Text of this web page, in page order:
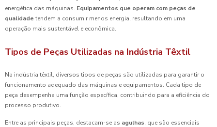
energética das máquinas. Equipamentos que operam com peças de
qualidade tendem a consumir menos energia, resultando em uma
operação mais sustentável e econômica.
Tipos de Peças Utilizadas na Indústria Têxtil
Na indústria têxtil, diversos tipos de peças são utilizadas para garantir o
funcionamento adequado das máquinas e equipamentos. Cada tipo de
peça desempenha uma função específica, contribuindo para a eficiência do
processo produtivo.
Entre as principais peças, destacam-se as agulhas, que são essenciais